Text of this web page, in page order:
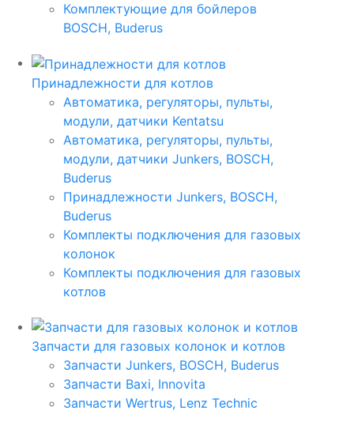
Комплектующие для бойлеров
BOSCH, Buderus
Принадлежности для котлов
Автоматика, регуляторы, пульты,
модули, датчики Kentatsu
Автоматика, регуляторы, пульты,
модули, датчики Junkers, BOSCH,
Buderus
Принадлежности Junkers, BOSCH,
Buderus
Комплекты подключения для газовых
колонок
Комплекты подключения для газовых
котлов
Запчасти для газовых колонок и котлов
Запчасти Junkers, BOSCH, Buderus
Запчасти Baxi, Innovita
Запчасти Wertrus, Lenz Technic